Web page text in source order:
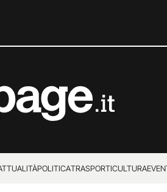
POLITICATRASPORTICULTURA